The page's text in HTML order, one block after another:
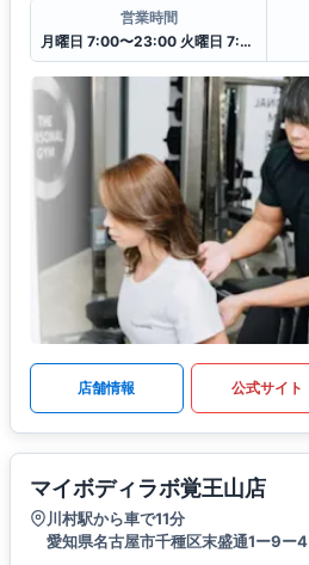
営業時間
月曜日 7:00〜23:00 火曜日 7:00〜23:00 水曜日 7:00〜23:00 木曜日 7:00〜23:00 金曜日 7:00〜23:00 土曜日 7:00〜23:00 日曜日 7:00〜23:00
店舗情報 公式サイト
マイボディラボ覚王山店
川村駅から車で11分
愛知県名古屋市千種区末盛通1ー9ー4